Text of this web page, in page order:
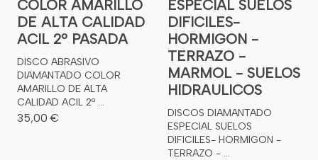
COLOR AMARILLO
DE ALTA CALIDAD
ACIL 2º PASADA
DISCO ABRASIVO
DIAMANTADO COLOR
AMARILLO DE ALTA
CALIDAD ACIL 2º ...
35,00 €
ESPECIAL SUELOS
DIFICILES-
HORMIGON -
TERRAZO -
MARMOL - SUELOS
HIDRAULICOS
DISCOS DIAMANTADO
ESPECIAL SUELOS
DIFICILES- HORMIGON -
TERRAZO - ...